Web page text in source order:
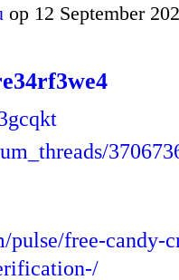
op 12 September
free-candy-